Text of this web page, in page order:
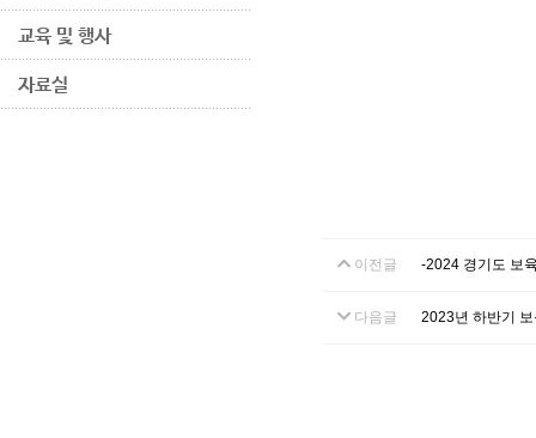
교육 및 행사
자료실
이전글 -2024 경기도 보
다음글 2023년 하반기